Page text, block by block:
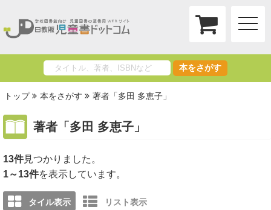
toggle
本をさがす
トップ 本をさがす 著者「多田 多恵子」
著者「多田 多恵子」
13件
1～13件を表示しています。
タイル表示 リスト表示